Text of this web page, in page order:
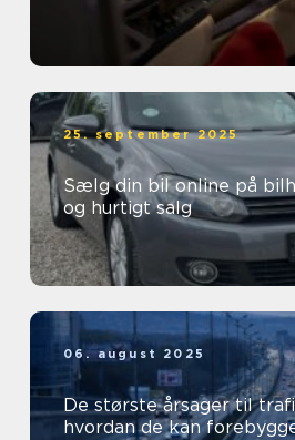
25. september 2025
Sælg din bil online på
og hurtigt salg
06. august 2025
De største årsager til
hvordan de kan